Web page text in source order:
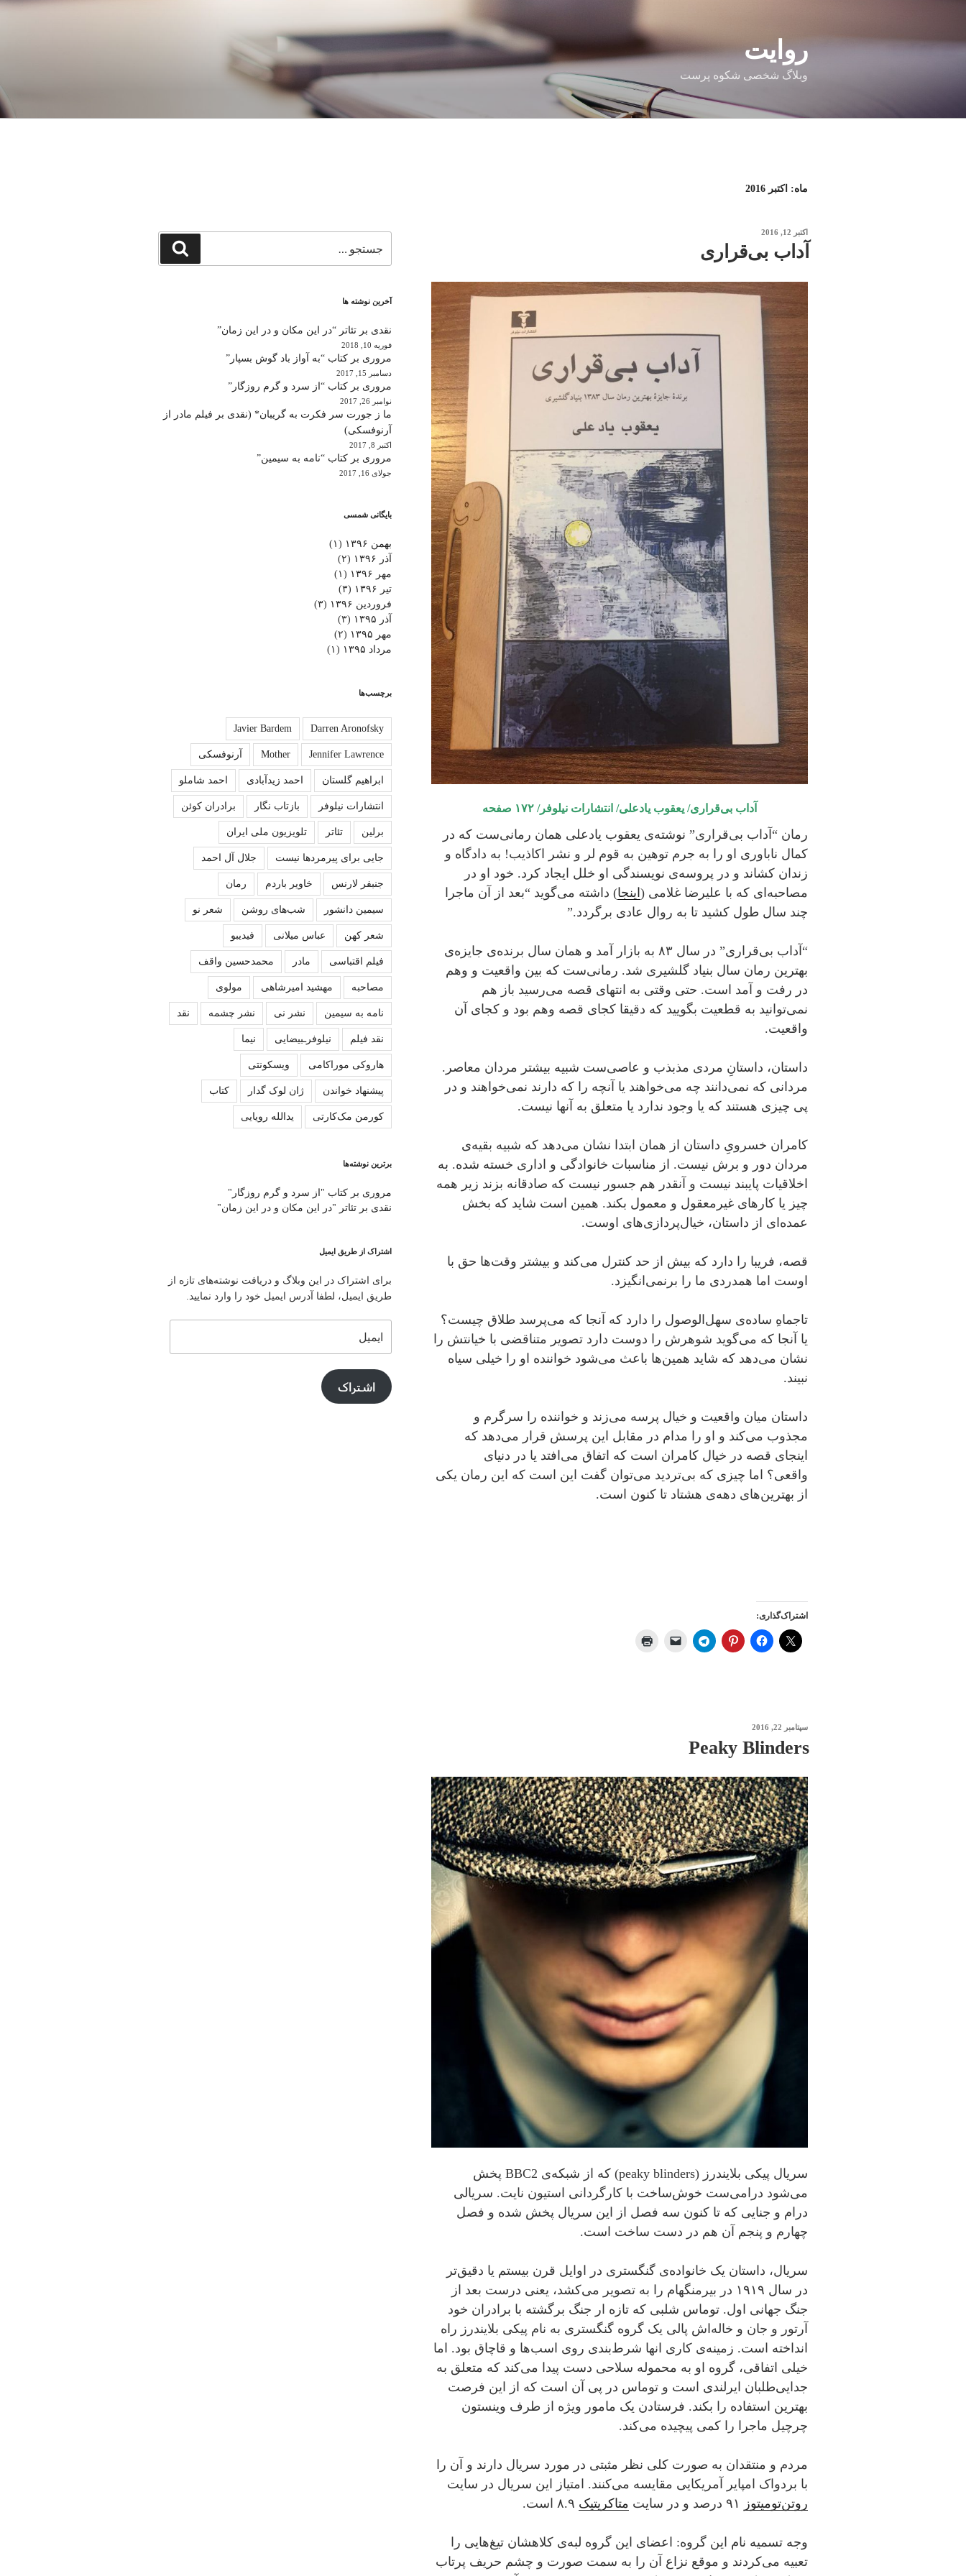
محتوا
روایت
وبلاگ شخصی شکوه پرست
ماه: اکتبر 2016
نوشته‌شده
در
اکتبر 12, 2016
آداب بی‌قراری
آداب بی‌قراری/ یعقوب یادعلی/ انتشارات نیلوفر/ ۱۷۲ صفحه
رمان “آداب بی‌قراری” نوشته‌ی یعقوب یادعلی همان رمانی‌ست که در
کمال ناباوری او را به جرم توهین به قوم لر و نشر اکاذیب! به دادگاه و
زندان کشاند و در پروسه‌ی نویسندگی او خلل ایجاد کرد. خود او در
مصاحبه‌ای که با علیرضا غلامی (اینجا) داشته می‌گوید “بعد از آن ماجرا
چند سال طول کشید تا به روال عادی برگردد.”
“آداب بی‌قراری” در سال ۸۳ به بازار آمد و همان سال برنده‌ی جایزه‌ی
بهترین رمان سال بنیاد گلشیری شد. رمانی‌ست که بین واقعیت و وهم
در رفت و آمد است. حتی وقتی به انتهای قصه می‌رسید باز هم
نمی‌توانید به قطعیت بگویید که دقیقا کجای قصه وهم بود و کجای آن
واقعیت.
داستان، داستانِ مردی مذبذب و عاصی‌ست شبیه بیشتر مردان معاصر.
مردانی که نمی‌دانند چه می‌خواهند یا آنچه را که دارند نمی‌خواهند و در
پی چیزی هستند که یا وجود ندارد یا متعلق به آنها نیست.
کامران خسرویِ داستان از همان ابتدا نشان می‌دهد که شبیه بقیه‌ی
مردان دور و برش نیست. از مناسبات خانوادگی و اداری خسته شده. به
اخلاقیات پایبند نیست و آنقدر هم جسور نیست که صادقانه بزند زیر همه
چیز یا کارهای غیرمعقول و معمول بکند. همین است شاید که بخش
عمده‌ای از داستان، خیال‌پردازی‌های اوست.
قصه، فریبا را دارد که بیش از حد کنترل می‌کند و بیشتر وقت‌ها حق با
اوست اما همدردی ما را برنمی‌انگیزد.
تاجماهِ ساده‌ی سهل‌الوصول را دارد که آنجا که می‌پرسد طلاق چیست؟
یا آنجا که می‌گوید شوهرش را دوست دارد تصویر متناقضی با خیانتش را
نشان می‌دهد که شاید همین‌ها باعث می‌شود خواننده او را خیلی سیاه
نبیند.
داستان میان واقعیت و خیال پرسه می‌زند و خواننده را سرگرم و
مجذوب می‌کند و او را مدام در مقابل این پرسش قرار می‌دهد که
اینجای قصه در خیال کامران است که اتفاق می‌افتد یا در دنیای
واقعی؟ اما چیزی که بی‌تردید می‌توان گفت این است که این رمان یکی
از بهترین‌های دهه‌ی هشتاد تا کنون است.
اشتراک‌گذاری:
نوشته‌شده
سپتامبر 22, 2016
Peaky Blinders
سریال پیکی بلایندرز (peaky blinders) که از شبکه‌ی BBC2 پخش
می‌شود درامی‌ست خوش‌ساخت با کارگردانی استیون نایت. سریالی
درام و جنایی که تا کنون سه فصل از این سریال پخش شده و فصل
چهارم و پنجم آن هم در دست ساخت است.
سریال، داستان یک خانواده‌ی گنگستری در اوایل قرن بیستم یا دقیق‌تر
در سال ۱۹۱۹ در بیرمنگهام را به تصویر می‌کشد، یعنی درست بعد از
جنگ جهانی اول. توماس شلبی که تازه ار جنگ برگشته با برادران خود
آرتور و جان و خاله‌اش پالی یک گروه گنگستری به نام پیکی بلایندرز راه
انداخته است. زمینه‌ی کاری انها شرط‌بندی روی اسب‌ها و قاچاق بود. اما
خیلی اتفاقی، گروه او به محموله سلاحی دست پیدا می‌کند که متعلق به
جدایی‌طلبان ایرلندی است و توماس در پی آن است که از این فرصت
بهترین استفاده را بکند. فرستادن یک مامور ویژه از طرف وینستون
چرچیل ماجرا را کمی پیچیده می‌کند.
مردم و منتقدان به صورت کلی نظر مثبتی در مورد سریال دارند و آن را
با بردواک امپایر آمریکایی مقایسه می‌‌کنند. امتیاز این سریال در سایت‌
روتن‌تومیتوز
متاکریتیک
وجه تسمیه نام این گروه: اعضای این گروه لبه‌ی کلاهشان تیغ‌هایی را
تعبیه می‌کردند و موقع نزاع آن را به سمت صورت و چشم حریف پرتاب
برای
جستجو
آخرین نوشته ها
نقدی بر تئاتر “در این مکان و در این زمان”
فوریه 10, 2018
مروری بر کتاب “به آواز باد گوش بسپار”
دسامبر 15, 2017
مروری بر کتاب “از سرد و گرم روزگار”
نوامبر 26, 2017
ما ز جورت سر فکرت به گریبان* (نقدی بر فیلم مادر از
آرنوفسکی)
اکتبر 8, 2017
مروری بر کتاب “نامه به سیمین”
جولای 16, 2017
بایگانی شمسی
بهمن ۱۳۹۶
(۱)
آذر ۱۳۹۶
(۲)
مهر ۱۳۹۶
(۱)
تیر ۱۳۹۶
(۳)
فروردین ۱۳۹۶
(۳)
آذر ۱۳۹۵
(۳)
مهر ۱۳۹۵
(۲)
مرداد ۱۳۹۵
(۱)
برچسب‌ها
Darren Aronofsky
Javier Bardem
Jennifer Lawrence
Mother آرنوفسکی
ابراهیم گلستان احمد زیدآبادی احمد شاملو
انتشارات نیلوفر بازتاب نگار برادران کوئن
برلین تئاتر تلویزیون ملی ایران
جایی برای پیرمردها نیست جلال آل احمد
جنبفر لارنس خاویر باردم رمان
سیمین دانشور شب‌های روشن شعر نو
شعر کهن عباس میلانی فیدیبو
فیلم اقتباسی مادر محمدحسین واقف
مصاحبه مهشید امیرشاهی مولوی
نامه به سیمین نشر نی نشر چشمه نقد
نقد فیلم نیلوفرـبیضایی نیما
هاروکی موراکامی ویسکونتی
پیشنهاد خواندن ژان لوک گدار کتاب
کورمن مک‌کارتی یدالله رویایی
برترین نوشته‌ها
مروری بر کتاب "از سرد و گرم روزگار"
نقدی بر تئاتر "در این مکان و در این زمان"
اشتراک از طریق ایمیل
برای اشتراک در این وبلاگ و دریافت نوشته‌های تازه از
طریق ایمیل، لطفا آدرس ایمیل خود را وارد نمایید.
اشتراک